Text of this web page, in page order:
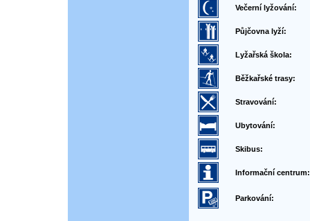
Večerní lyžování:
Půjčovna lyží:
Lyžařská škola:
Běžkařské trasy:
Stravování:
Ubytování:
Skibus:
Informační centrum:
Parkování: